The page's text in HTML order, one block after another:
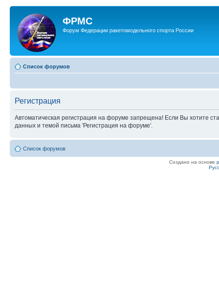
ФРМС
Форум Федерации ракетомодельного спорта России
Список форумов
Регистрация
Автоматическая регистрация на форуме запрещена! Если Вы хотите
данных и темой письма 'Регистрация на форуме'.
Список форумов
Создано на основе